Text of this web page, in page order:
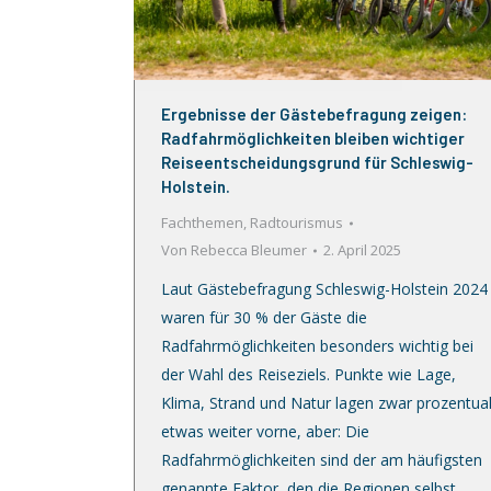
Ergebnisse der Gästebefragung zeigen:
Radfahrmöglichkeiten bleiben wichtiger
Reiseentscheidungsgrund für Schleswig-
Holstein.
Fachthemen, Radtourismus
Von Rebecca Bleumer 2. April 2025
Laut Gästebefragung Schleswig-Holstein 2024
waren für 30 % der Gäste die
Radfahrmöglichkeiten besonders wichtig bei
der Wahl des Reiseziels. Punkte wie Lage,
Klima, Strand und Natur lagen zwar prozentual
etwas weiter vorne, aber: Die
Radfahrmöglichkeiten sind der am häufigsten